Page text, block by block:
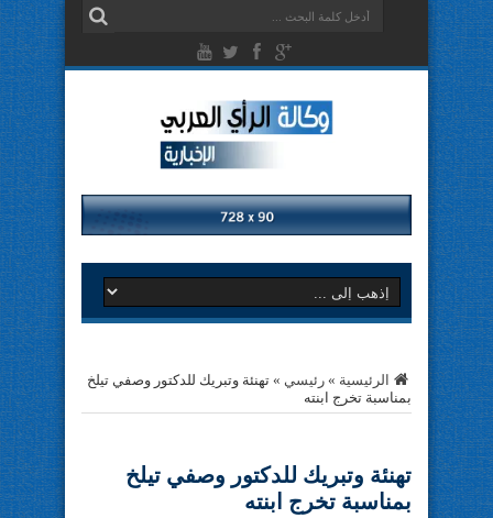
الرئيسية » رئيسي » تهنئة وتبريك للدكتور وصفي تيلخ
بمناسبة تخرج ابنته
تهنئة وتبريك للدكتور وصفي تيلخ
بمناسبة تخرج ابنته